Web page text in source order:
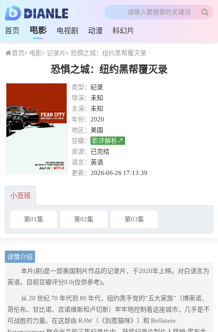
首页 电影 电视剧 动漫 科幻片
首页 电影 记录片 恐惧之城：纽约黑帮覆灭录
恐惧之城：纽约黑帮覆灭录
类型： 纪录
导演： 未知
主演： 未知
年份： 2020
地区： 美国
豆瓣：
影评解析↗
资源： 已完结
语言： 英语
更新： 2026-06-26 17:13:39
小豆班
第01集 第02集 第03集
详情介绍
本片(剧)是一部美国制片作品的记录片，于2020年上映。对白语言为
英语，目前豆瓣评分0.0(仅供参考)。
从 20 世纪 70 年代到 80 年代，纽约黑手党的“五大家族”（博南诺、
哥伦布、甘比诺、吉诺维斯和卢切斯）牢牢地控制着这座城市，几乎是不
可战胜的力量。在这部由 RAW（《别惹猫咪》）和 Brillstein